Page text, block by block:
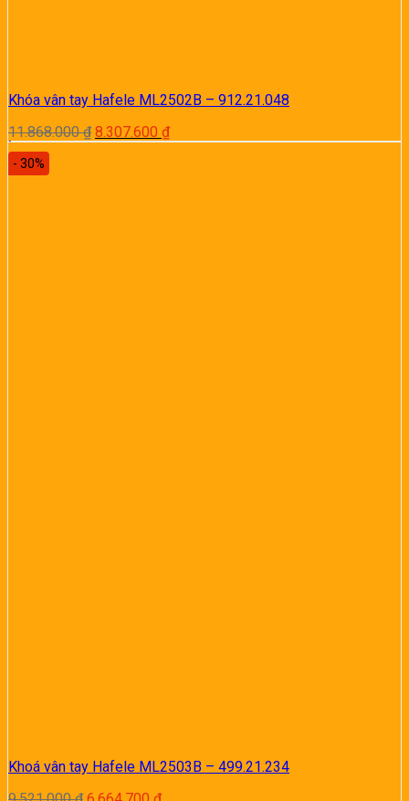
Khóa vân tay Hafele ML2502B – 912.21.048
11.868.000₫ Giá
gốc
8.307.600 ₫Giá
hiện
- 30%
Khoá vân tay Hafele ML2503B – 499.21.234
Giá Giá